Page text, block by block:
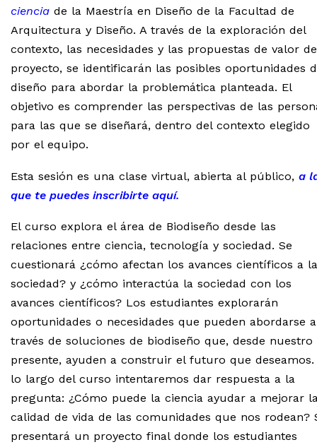
ciencia de la Maestría en Diseño de la Facultad de
Arquitectura y Diseño. A través de la exploración del
contexto, las necesidades y las propuestas de valor
proyecto, se identificarán las posibles oportunidades
diseño para abordar la problemática planteada. El
objetivo es comprender las perspectivas de las
para las que se diseñará, dentro del contexto elegido
por el equipo.
Esta sesión es una clase virtual, abierta al público, a
que te puedes inscribirte aquí.
El curso explora el área de Biodiseño desde las
relaciones entre ciencia, tecnología y sociedad. Se
cuestionará ¿cómo afectan los avances científicos a la
sociedad? y ¿cómo interactúa la sociedad con los
avances científicos? Los estudiantes explorarán
oportunidades o necesidades que pueden abordarse a
través de soluciones de biodiseño que, desde nuestro
presente, ayuden a construir el futuro que deseamos.
lo largo del curso intentaremos dar respuesta a la
pregunta: ¿Cómo puede la ciencia ayudar a mejorar
calidad de vida de las comunidades que nos rodean?
presentará un proyecto final donde los estudiantes